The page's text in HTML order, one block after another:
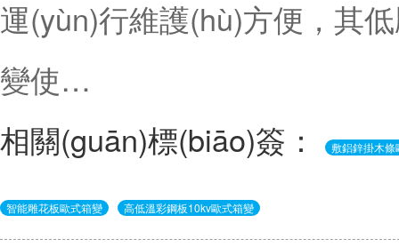
運(yùn)行維護(hù)方便，其
變使…
相關(guān)標(biāo)簽：
敷鋁鋅掛木
智能雕花板歐式箱變 高低溫彩鋼板10kv歐式箱變